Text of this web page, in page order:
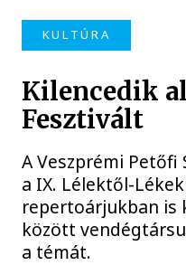
KULTÚRA
Kilencedik
Fesztivált
A Veszprémi
a IX. Lélektől-
repertoárjukban is
között
a témát.